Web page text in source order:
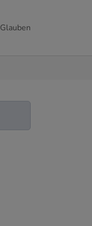
Glauben